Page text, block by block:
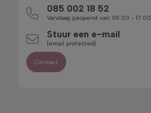
085 002 18 52
Vandaag geopend van 09:00 - 17:00
Stuur een e-mail
[email protected]
Contact